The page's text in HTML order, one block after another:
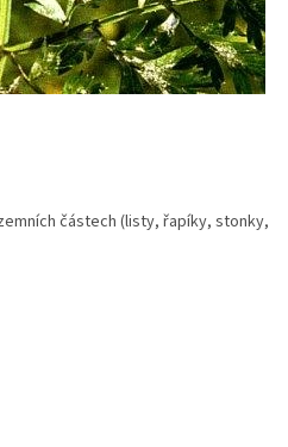
částech (listy, řapíky, stonky,